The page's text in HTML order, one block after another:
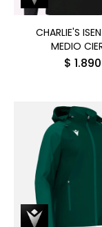
CHARLIE'S
MEDIO
$ 1.890